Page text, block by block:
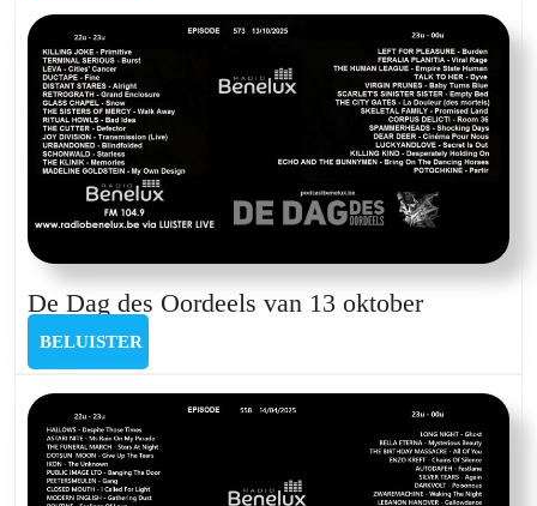
van
De Dag des Oordeels van 13 oktoberDe
Oordeels
van
13
oktober
BELUISTER